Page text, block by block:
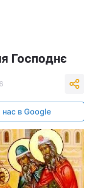
Господнє
нас в Google